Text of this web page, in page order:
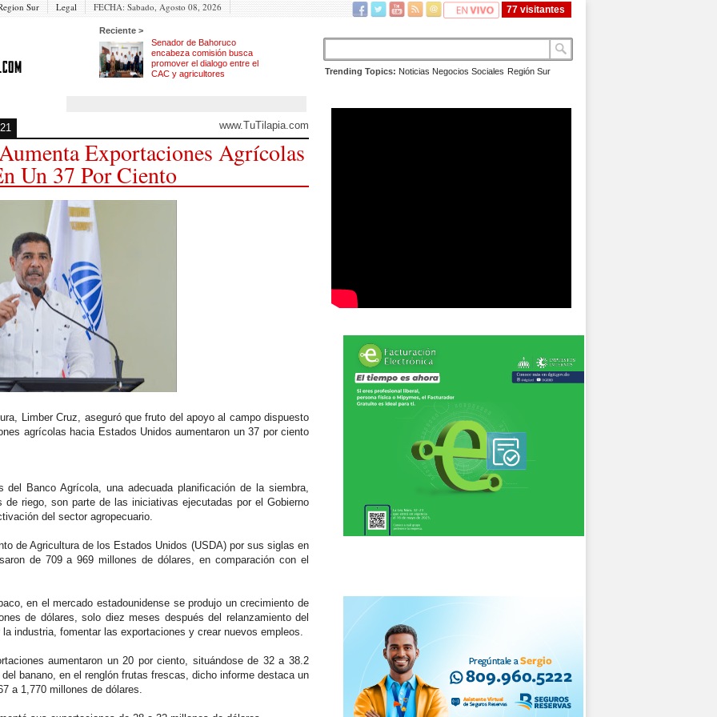
Sur Legal FECHA: Sabado, Agosto 08, 2026 77 visitantes
Reciente >
Senador de Bahoruco
encabeza comisión busca
promover el dialogo entre el
CAC y agricultores
Trending Topics: Noticias Negocios Sociales Región Sur
www.TuTilapia.com
Exportaciones Agrícolas
Un 37 Por Ciento
Limber Cruz, aseguró que fruto del apoyo al campo dispuesto
agrícolas hacia Estados Unidos aumentaron un 37 por ciento
Banco Agrícola, una adecuada planificación de la siembra,
riego, son parte de las iniciativas ejecutadas por el Gobierno
del sector agropecuario.
de Agricultura de los Estados Unidos (USDA) por sus siglas en
de 709 a 969 millones de dólares, en comparación con el
en el mercado estadounidense se produjo un crecimiento de
de dólares, solo diez meses después del relanzamiento del
industria, fomentar las exportaciones y crear nuevos empleos.
aumentaron un 20 por ciento, situándose de 32 a 38.2
banano, en el renglón frutas frescas, dicho informe destaca un
a 1,770 millones de dólares.